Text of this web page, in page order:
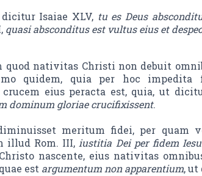
Isaiae XLV, tu es Deus
quasi absconditus est vultus eius et
quod nativitas Christi non debuit
quidem, quia per hoc impedita
crucem eius peracta est, quia, ut
dominum gloriae crucifixissent.
meritum fidei, per quam
illud Rom. III, iustitia Dei per fidem
nascente, eius nativitas
est argumentum non apparentium, ut